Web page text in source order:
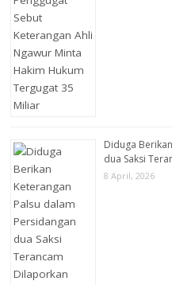
Diduga
dua Saksi
8 April, 2026